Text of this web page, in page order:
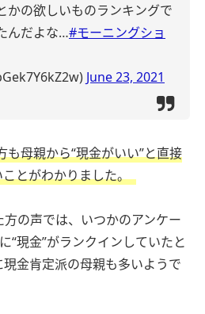
かの欲しいものランキングで
んだよな…#モーニングショ
June 23, 2021
も母親から“現金がいい”と直接
とがわかりました。
の声では、いつかのアンケー
“現金”がランクインしていたと
金肯定派の母親も多いようで